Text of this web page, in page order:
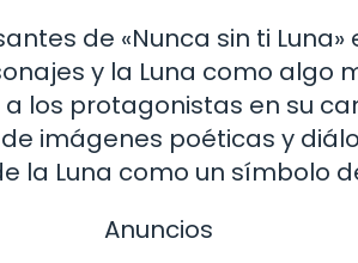
de «Nunca sin ti
y la Luna como algo
los protagonistas en su
imágenes poéticas y
la Luna como un símbolo
Anuncios